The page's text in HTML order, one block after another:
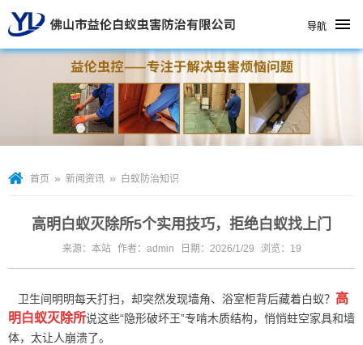
导航
首页 » 新闻资讯 » 白蚁防治知识
高明白蚁灭除所5个实用技巧，拒绝白蚁找上门
来源：本站 作者：admin 日期：2026/1/29 浏览： 19
卫生间明明每天打扫，却突然发现墙角、浴室柜背后藏着白蚁？ 高
明白蚁灭除所说这些“隐形破坏王”专啃木质结构，悄悄蛀空家具和墙
体，太让人崩溃了。